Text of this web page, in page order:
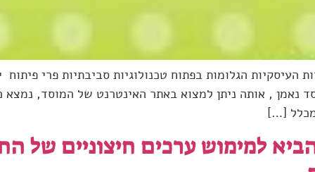
הגלומות בפתוח טכנולוגיות סביבתיות פרי
, אותה ניתן למצוא באתר האינטרנט של המוסד, נמצא
למימוש ערכים חיצוניים של